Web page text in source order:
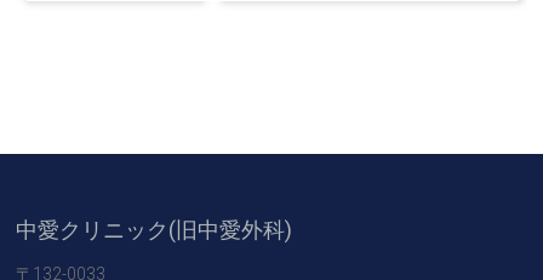
中愛クリニック(旧中愛外科)
〒132-0033